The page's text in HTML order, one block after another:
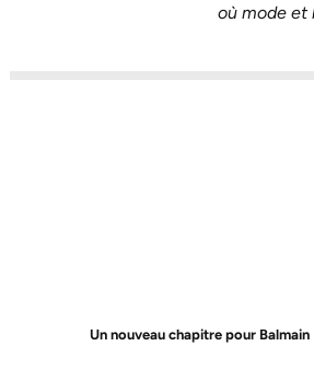
où mode et
Un nouveau chapitre pour Balmain